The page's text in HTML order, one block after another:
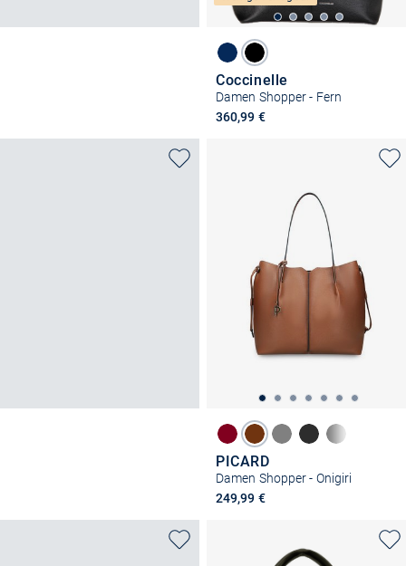
Coccinelle
Damen Shopper - Fern
360,99 €
PICARD
Damen Shopper - Onigiri
249,99 €